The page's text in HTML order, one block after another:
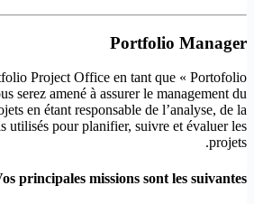
Portfolio Manager
Project Office en tant que « Portofolio
serez amené à assurer le management du
en étant responsable de l’analyse, de la
utilisés pour planifier, suivre et évaluer les
projets.
principales missions sont les suivantes: